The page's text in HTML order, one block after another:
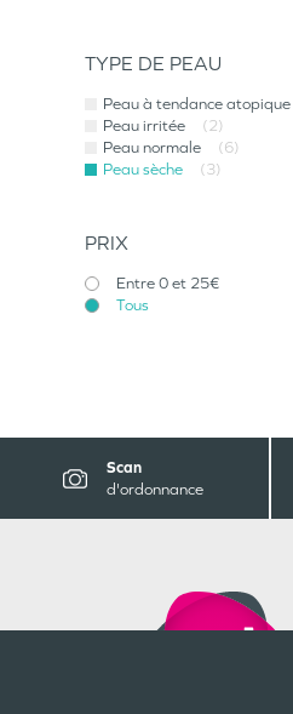
TYPE DE PEAU
Peau à tendance atopique
Peau irritée
(2)
Peau normale
(6)
Peau sèche
(3)
PRIX
Entre 0 et 25€
Tous
Scan
d'ordonnance